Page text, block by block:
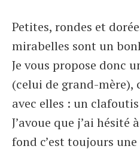
Petites, rondes et
mirabelles sont un
Je vous propose donc
(celui de grand-mère),
avec elles : un
J’avoue que j’ai hésité
fond c’est toujours